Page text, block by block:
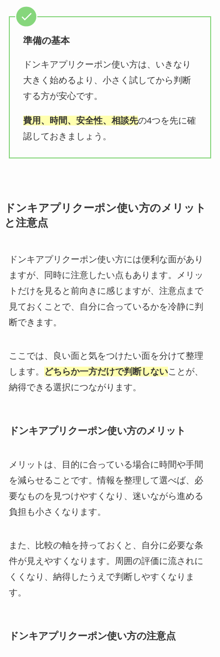
準備の基本
ドンキアプリクーポン使い方は、いきなり
大きく始めるより、小さく試してから判断
する方が安心です。
費用、時間、安全性、相談先の4つを先に確
認しておきましょう。
ドンキアプリクーポン使い方のメリット
と注意点
ドンキアプリクーポン使い方には便利な面があり
ますが、同時に注意したい点もあります。メリッ
トだけを見ると前向きに感じますが、注意点まで
見ておくことで、自分に合っているかを冷静に判
断できます。
ここでは、良い面と気をつけたい面を分けて整理
します。
どちらか一方だけで判断しないことが、
納得できる選択につながります。
ドンキアプリクーポン使い方のメリット
メリットは、目的に合っている場合に時間や手間
を減らせることです。情報を整理して選べば、必
要なものを見つけやすくなり、迷いながら進める
負担も小さくなります。
また、比較の軸を持っておくと、自分に必要な条
件が見えやすくなります。周囲の評価に流されに
くくなり、納得したうえで判断しやすくなりま
す。
ドンキアプリクーポン使い方の注意点